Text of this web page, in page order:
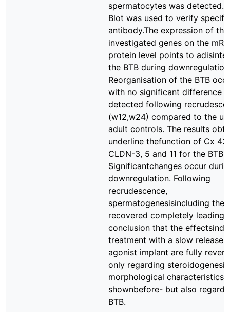
spermatocytes was
Blot was used to verify
antibody.The expression of the
investigated genes on the
protein level points to
the BTB during
Reorganisation of the BTB
with no significant difference
detected following
(w12,w24) compared to the
adult controls. The results
underline thefunction of Cx
CLDN-3, 5 and 11 for the BTB
Significantchanges occur
downregulation. Following
recrudescence,
spermatogenesisincluding the
recovered completely leading
conclusion that the
treatment with a slow release
agonist implant are fully
only regarding
morphological characteristics
shownbefore- but also
BTB.